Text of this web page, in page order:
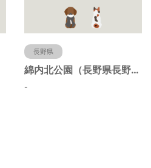
長野県
綿内北公園（長野県長野市）
-